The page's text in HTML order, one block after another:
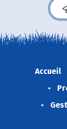
Accueil